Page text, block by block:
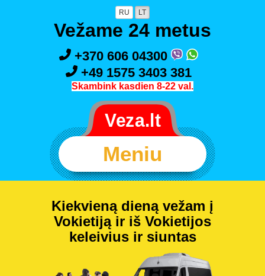
RU LT
Vežame 24 metus
+370 606 04300
+49 1575 3403 381
Skambink kasdien 8-22 val.
Meniu
Kiekvieną dieną vežam į
Vokietiją ir iš Vokietijos
keleivius ir siuntas